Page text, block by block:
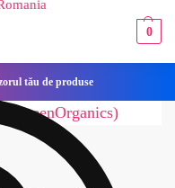
0
tău de produse